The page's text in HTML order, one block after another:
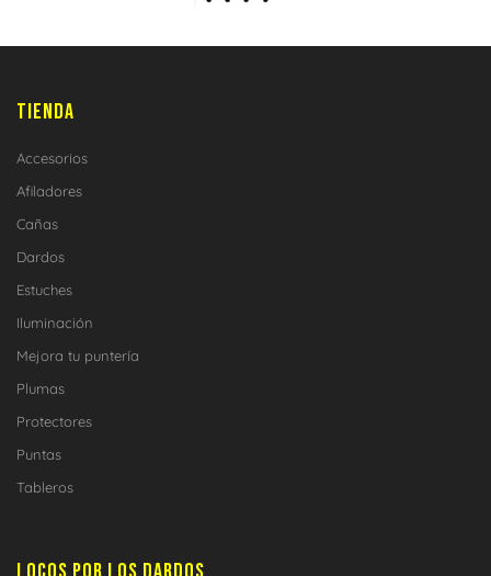
TIENDA
Accesorios
Afiladores
Cañas
Dardos
Estuches
Iluminación
Mejora tu puntería
Plumas
Protectores
Puntas
Tableros